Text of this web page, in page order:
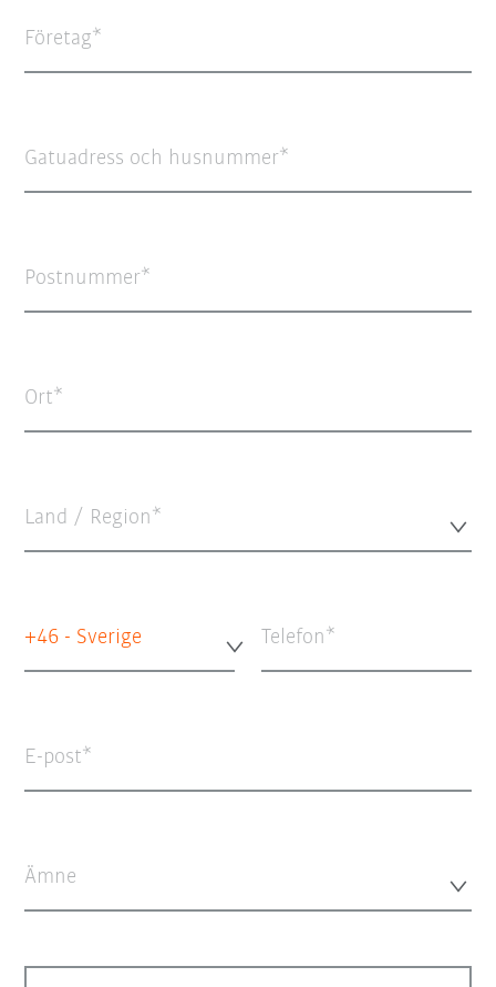
Företag
Gatuadress och husnummer
Postnummer
Ort
Land / Region*
+46 - Sverige Telefon
E-post
Ämne